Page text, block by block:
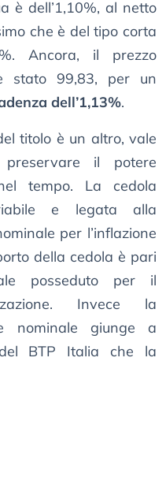
è dell’1,10%, al netto
che è del tipo corta
Ancora, il prezzo
è stato 99,83, per un
dell’1,13%.
titolo è un altro, vale
il potere
tempo. La cedola
e legata alla
per l’inflazione
della cedola è pari
posseduto per il
Invece la
nominale giunge a
BTP Italia che la